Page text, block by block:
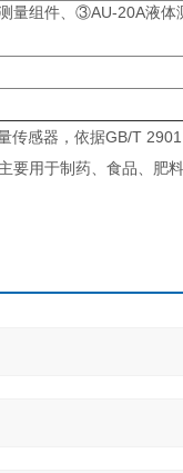
量组件、③AU-20A液体
感器，依据GB/T
用于制药、食品、肥料